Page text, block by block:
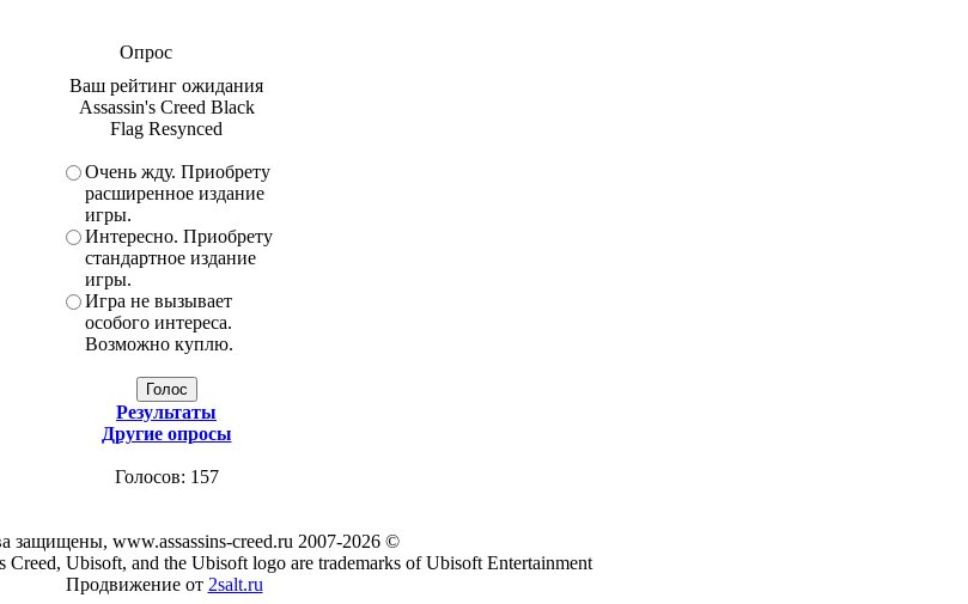
Опрос
Ваш рейтинг ожидания
Assassin's Creed Black
Flag Resynced
Очень жду. Приобрету
расширенное издание
игры.
Интересно. Приобрету
стандартное издание
игры.
Игра не вызывает
особого интереса.
Возможно куплю.
Результаты
Другие опросы
Голосов: 157
защищены, www.assassins-creed.ru 2007-2026 ©
Creed, Ubisoft, and the Ubisoft logo are trademarks of Ubisoft Entertainment
Продвижение от 2salt.ru